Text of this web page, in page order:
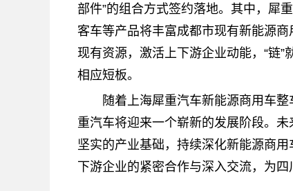
部件”的组合方式签约落地。其中，犀
客车等产品将丰富成都市现有新能源
现有资源，激活上下游企业动能，“链
相应短板。
随着上海犀重汽车新能源商用车
重汽车将迎来一个崭新的发展阶段。
坚实的产业基础，持续深化新能源商
下游企业的紧密合作与深入交流，为